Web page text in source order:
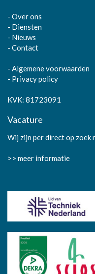
- Over ons
- Diensten
- Nieuws
- Contact
- Algemene voorwaarden
- Privacy policy
KVK: 81723091
Vacature
Wij zijn per direct op zoek
>> meer informatie